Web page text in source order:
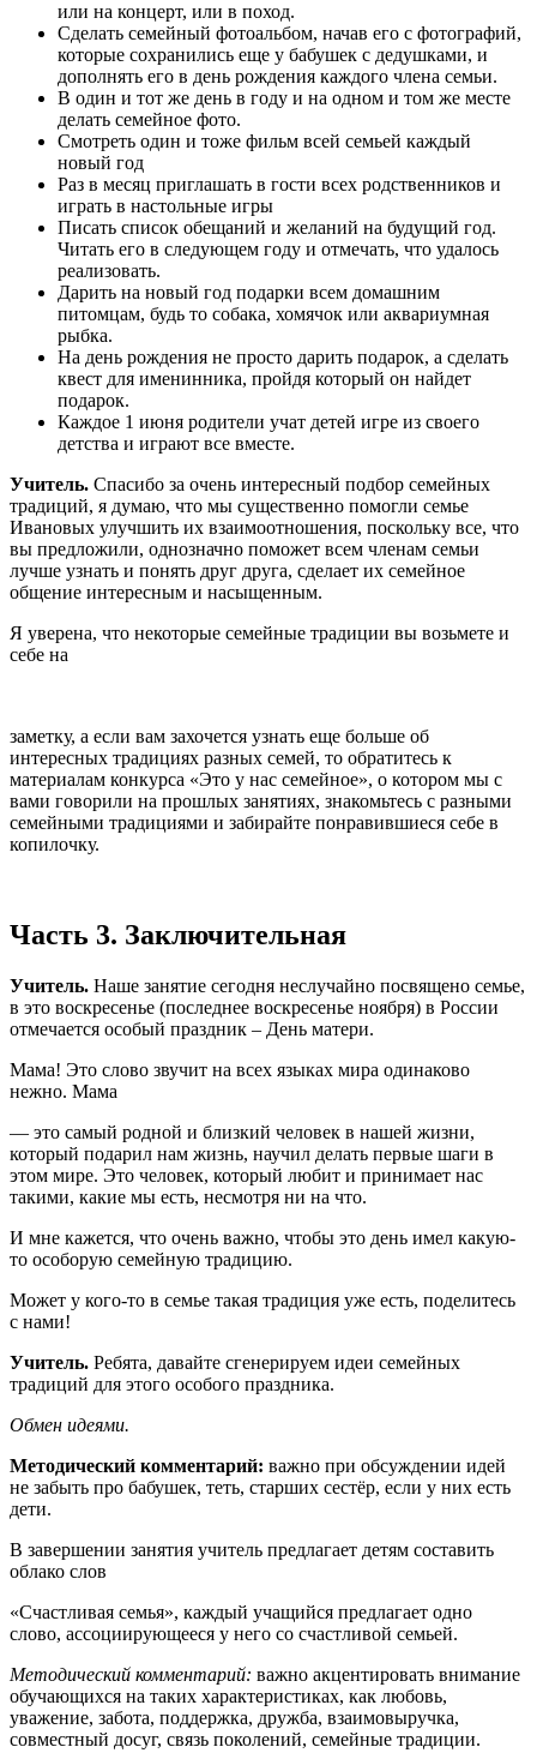
или на концерт, или в поход.
Сделать семейный фотоальбом, начав его с фотографий,
которые сохранились еще у бабушек с дедушками, и
дополнять его в день рождения каждого члена семьи.
В один и тот же день в году и на одном и том же месте
делать семейное фото.
Смотреть один и тоже фильм всей семьей каждый
новый год
Раз в месяц приглашать в гости всех родственников и
играть в настольные игры
Писать список обещаний и желаний на будущий год.
Читать его в следующем году и отмечать, что удалось
реализовать.
Дарить на новый год подарки всем домашним
питомцам, будь то собака, хомячок или аквариумная
рыбка.
На день рождения не просто дарить подарок, а сделать
квест для именинника, пройдя который он найдет
подарок.
Каждое 1 июня родители учат детей игре из своего
детства и играют все вместе.
Учитель. Спасибо за очень интересный подбор семейных
традиций, я думаю, что мы существенно помогли семье
Ивановых улучшить их взаимоотношения, поскольку все, что
вы предложили, однозначно поможет всем членам семьи
лучше узнать и понять друг друга, сделает их семейное
общение интересным и насыщенным.
Я уверена, что некоторые семейные традиции вы возьмете и
себе на
заметку, а если вам захочется узнать еще больше об
интересных традициях разных семей, то обратитесь к
материалам конкурса «Это у нас семейное», о котором мы с
вами говорили на прошлых занятиях, знакомьтесь с разными
семейными традициями и забирайте понравившиеся себе в
копилочку.
Часть 3. Заключительная
Учитель. Наше занятие сегодня неслучайно посвящено семье,
в это воскресенье (последнее воскресенье ноября) в России
отмечается особый праздник – День матери.
Мама! Это слово звучит на всех языках мира одинаково
нежно. Мама
— это самый родной и близкий человек в нашей жизни,
который подарил нам жизнь, научил делать первые шаги в
этом мире. Это человек, который любит и принимает нас
такими, какие мы есть, несмотря ни на что.
И мне кажется, что очень важно, чтобы это день имел какую-
то особорую семейную традицию.
Может у кого-то в семье такая традиция уже есть, поделитесь
с нами!
Учитель. Ребята, давайте сгенерируем идеи семейных
традиций для этого особого праздника.
Обмен идеями.
Методический комментарий: важно при обсуждении идей
не забыть про бабушек, теть, старших сестёр, если у них есть
дети.
В завершении занятия учитель предлагает детям составить
облако слов
«Счастливая семья», каждый учащийся предлагает одно
слово, ассоциирующееся у него со счастливой семьей.
Методический комментарий: важно акцентировать внимание
обучающихся на таких характеристиках, как любовь,
уважение, забота, поддержка, дружба, взаимовыручка,
совместный досуг, связь поколений, семейные традиции.